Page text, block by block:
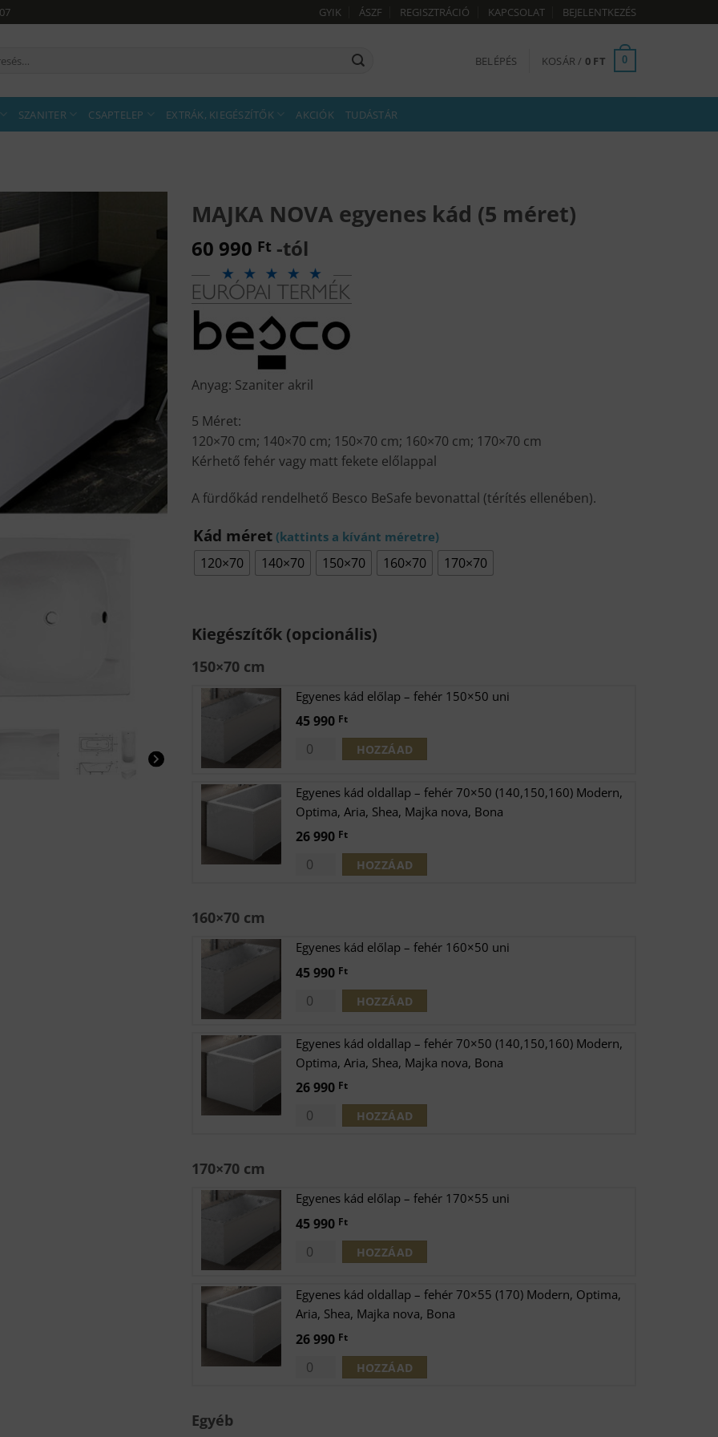
GYIK ÁSZF REGISZTRÁCIÓ KAPCSOLAT BEJELENTKEZÉS
BELÉPÉS KOSÁR / 0 FT 0
SZANITER CSAPTELEP EXTRÁK, KIEGÉSZÍTŐK AKCIÓK TUDÁSTÁR
MAJKA NOVA egyenes kád (5 méret)
60 990 Ft -tól
Anyag: Szaniter akril
5 Méret:
120×70 cm; 140×70 cm; 150×70 cm; 160×70 cm; 170×70 cm
Kérhető fehér vagy matt fekete előlappal
A fürdőkád rendelhető Besco BeSafe bevonattal (térítés ellenében).
Kád méret
120×70 140×70 150×70 160×70 170×70
Kiegészítők (opcionális)
150×70 cm
Egyenes kád előlap – fehér 150×50 uni
45 990 Ft
HOZZÁAD
Egyenes kád oldallap – fehér 70×50 (140,150,160) Modern,
Optima, Aria, Shea, Majka nova, Bona
26 990 Ft
HOZZÁAD
160×70 cm
Egyenes kád előlap – fehér 160×50 uni
45 990 Ft
HOZZÁAD
Egyenes kád oldallap – fehér 70×50 (140,150,160) Modern,
Optima, Aria, Shea, Majka nova, Bona
26 990 Ft
HOZZÁAD
170×70 cm
Egyenes kád előlap – fehér 170×55 uni
45 990 Ft
HOZZÁAD
Egyenes kád oldallap – fehér 70×55 (170) Modern, Optima,
Aria, Shea, Majka nova, Bona
26 990 Ft
HOZZÁAD
Egyéb